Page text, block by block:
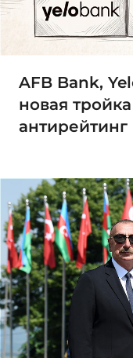
AFB Bank,
новая